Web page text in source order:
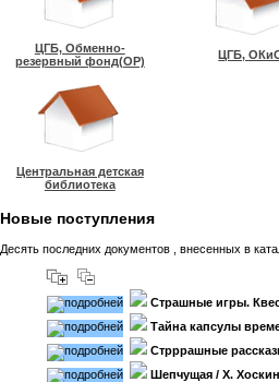
ЦГБ, Обменно-
резервный фонд(ОР)
ЦГБ,
Центральная детская
библиотека
Новые поступления
Десять последних документов , внесенных в
Страшные игры.
Тайна капсулы
Стрррашные
Шепчущая / Х.